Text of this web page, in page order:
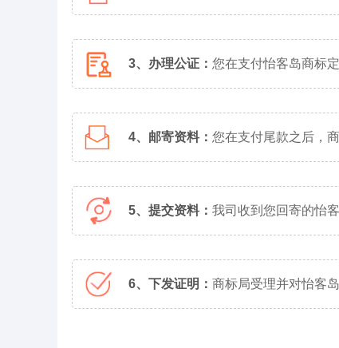
3、办理公证： 您在支付怡客岛商标
4、邮寄资料： 您在支付尾款之后，
5、提交资料： 我司收到您回寄的怡
6、下发证明： 商标局受理并对怡客